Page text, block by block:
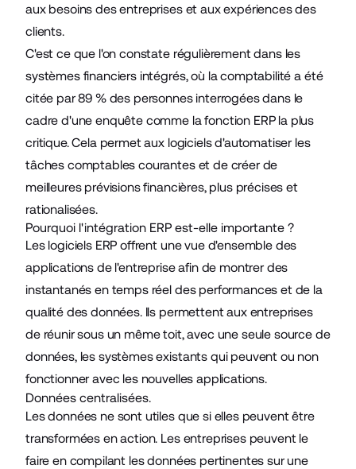
aux besoins des entreprises et aux expériences des
clients.
C'est ce que l'on constate régulièrement dans les
systèmes financiers intégrés, où la comptabilité a été
citée par 89 % des personnes interrogées dans le
cadre d'une enquête comme la fonction ERP la plus
critique. Cela permet aux logiciels d'automatiser les
tâches comptables courantes et de créer de
meilleures prévisions financières, plus précises et
rationalisées.
Pourquoi l'intégration ERP est-elle importante ?
Les logiciels ERP offrent une vue d'ensemble des
applications de l'entreprise afin de montrer des
instantanés en temps réel des performances et de la
qualité des données. Ils permettent aux entreprises
de réunir sous un même toit, avec une seule source de
données, les systèmes existants qui peuvent ou non
fonctionner avec les nouvelles applications.
Données centralisées.
Les données ne sont utiles que si elles peuvent être
transformées en action. Les entreprises peuvent le
faire en compilant les données pertinentes sur une